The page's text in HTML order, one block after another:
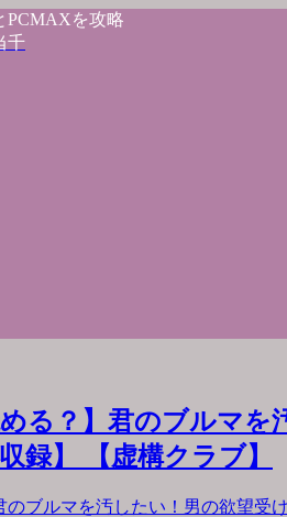
PCMAXを攻略
千
める？】君のブルマ
録】 【虚構クラブ】
ブルマを汚したい！男の欲望受